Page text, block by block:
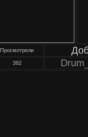
Просмотрели
392